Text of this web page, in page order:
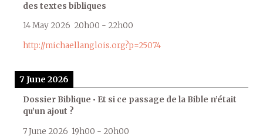
des textes bibliques
14 May 2026 20h00 - 22h00
http://michaellanglois.org?p=25074
7 June 2026
Dossier Biblique • Et si ce passage de la Bible n’était
qu’un ajout ?
7 June 2026 19h00 - 20h00